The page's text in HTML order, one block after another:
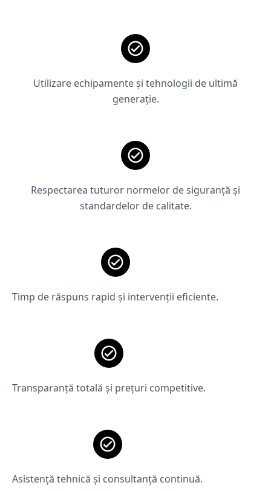
Utilizare echipamente și tehnologii de ultimă
generație.
Respectarea tuturor normelor de siguranță și
standardelor de calitate.
Timp de răspuns rapid și intervenții eficiente.
Transparanță totală și prețuri competitive.
Asistență tehnică și consultanță continuă.